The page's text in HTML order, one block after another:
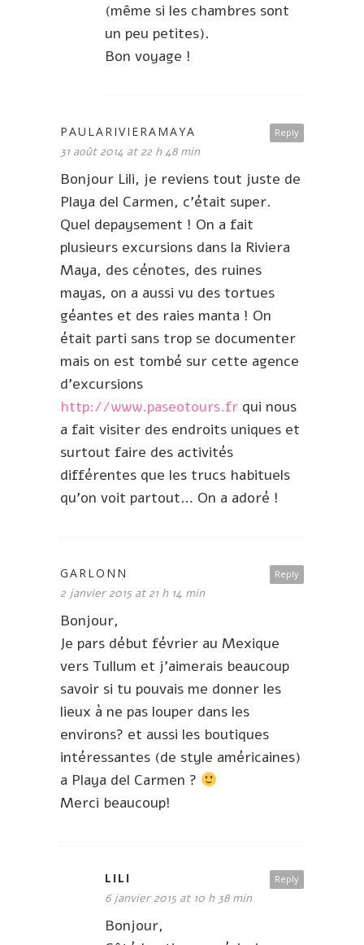
(même si les chambres sont
un peu petites).
Bon voyage !
Reply
PAULARIVIERAMAYA
31 août 2014 at 22 h 48 min
Bonjour Lili, je reviens tout juste de
Playa del Carmen, c’était super.
Quel depaysement ! On a fait
plusieurs excursions dans la Riviera
Maya, des cénotes, des ruines
mayas, on a aussi vu des tortues
géantes et des raies manta ! On
était parti sans trop se documenter
mais on est tombé sur cette agence
d’excursions
http://www.paseotours.fr qui nous
a fait visiter des endroits uniques et
surtout faire des activités
différentes que les trucs habituels
qu’on voit partout… On a adoré !
Reply
GARLONN
2 janvier 2015 at 21 h 14 min
Bonjour,
Je pars début février au Mexique
vers Tullum et j’aimerais beaucoup
savoir si tu pouvais me donner les
lieux à ne pas louper dans les
environs? et aussi les boutiques
intéressantes (de style américaines)
a Playa del Carmen ?
Merci beaucoup!
Reply
LILI
6 janvier 2015 at 10 h 38 min
Bonjour,